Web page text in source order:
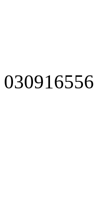
030916556